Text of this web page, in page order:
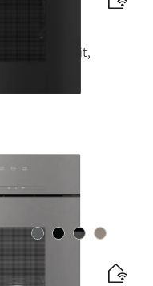
connectiviteit,
Kleur:Kleur:Kleur:Kleur: